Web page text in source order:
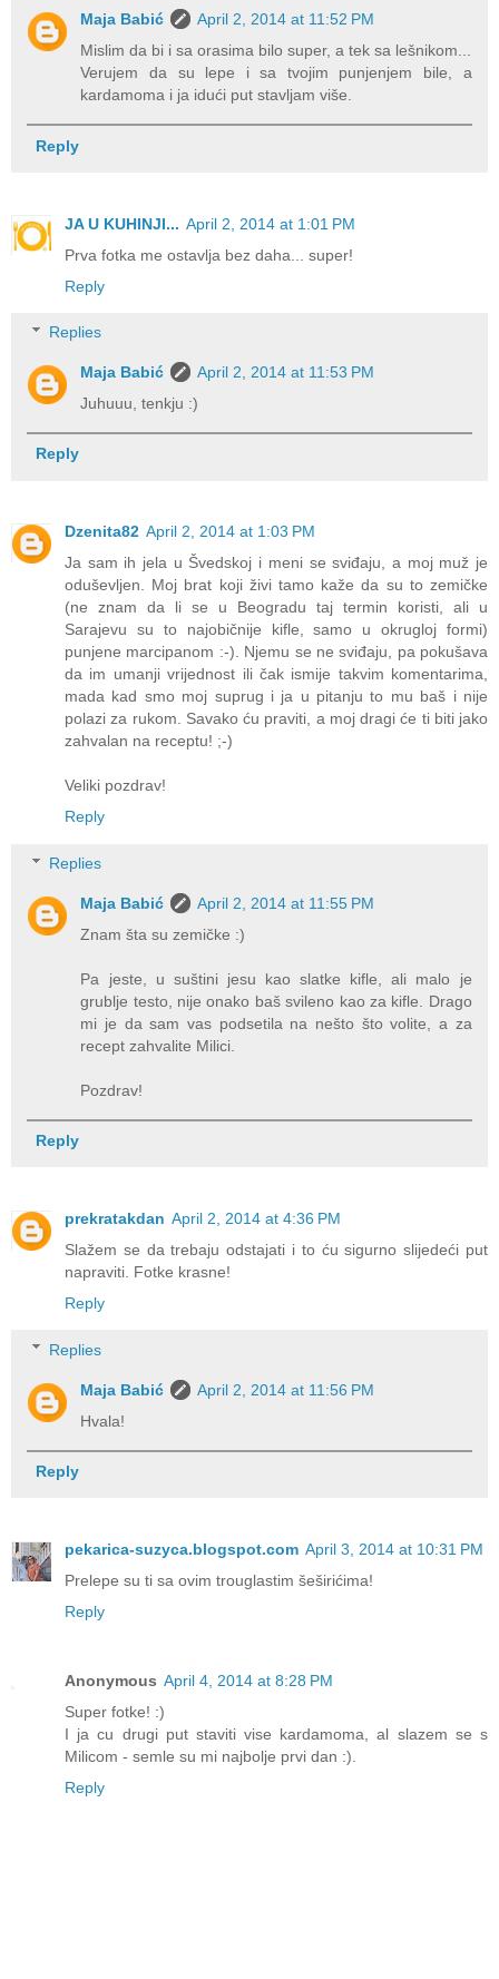
Maja Babić
April 2, 2014 at 11:52 PM
Mislim da bi i sa orasima bilo super, a tek sa lešnikom...
Verujem da su lepe i sa tvojim punjenjem bile, a
kardamoma i ja idući put stavljam više.
Reply
JA U KUHINJI... April 2, 2014 at 1:01 PM
Prva fotka me ostavlja bez daha... super!
Reply
Replies
Maja Babić
April 2, 2014 at 11:53 PM
Juhuuu, tenkju :)
Reply
Dzenita82 April 2, 2014 at 1:03 PM
Ja sam ih jela u Švedskoj i meni se sviđaju, a moj muž je
oduševljen. Moj brat koji živi tamo kaže da su to zemičke
(ne znam da li se u Beogradu taj termin koristi, ali u
Sarajevu su to najobičnije kifle, samo u okrugloj formi)
punjene marcipanom :-). Njemu se ne sviđaju, pa pokušava
da im umanji vrijednost ili čak ismije takvim komentarima,
mada kad smo moj suprug i ja u pitanju to mu baš i nije
polazi za rukom. Savako ću praviti, a moj dragi će ti biti jako
zahvalan na receptu! ;-)
Veliki pozdrav!
Reply
Replies
Maja Babić
April 2, 2014 at 11:55 PM
Znam šta su zemičke :)
Pa jeste, u suštini jesu kao slatke kifle, ali malo je
grublje testo, nije onako baš svileno kao za kifle. Drago
mi je da sam vas podsetila na nešto što volite, a za
recept zahvalite Milici.
Pozdrav!
Reply
prekratakdan April 2, 2014 at 4:36 PM
Slažem se da trebaju odstajati i to ću sigurno slijedeći put
napraviti. Fotke krasne!
Reply
Replies
Maja Babić
April 2, 2014 at 11:56 PM
Hvala!
Reply
pekarica-suzyca.blogspot.com April 3, 2014 at 10:31 PM
Prelepe su ti sa ovim trouglastim šeširićima!
Reply
Anonymous April 4, 2014 at 8:28 PM
Super fotke! :)
I ja cu drugi put staviti vise kardamoma, al slazem se s
Milicom - semle su mi najbolje prvi dan :).
Reply